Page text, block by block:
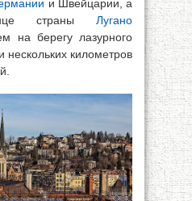
и Швейцарии, а
страны Лугано
на берегу лазурного
нескольких километров